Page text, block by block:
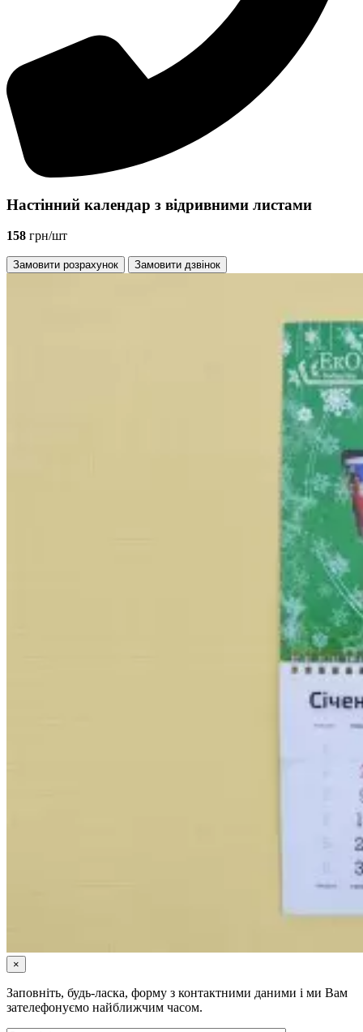
Настінний календар з відривними листами
158 грн/шт
Замовити розрахунок Замовити дзвінок
×
Заповніть, будь-ласка, форму з контактними даними і ми Вам
зателефонуємо найближчим часом.